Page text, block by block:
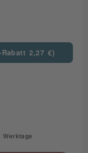
2,27 €)
Werktage